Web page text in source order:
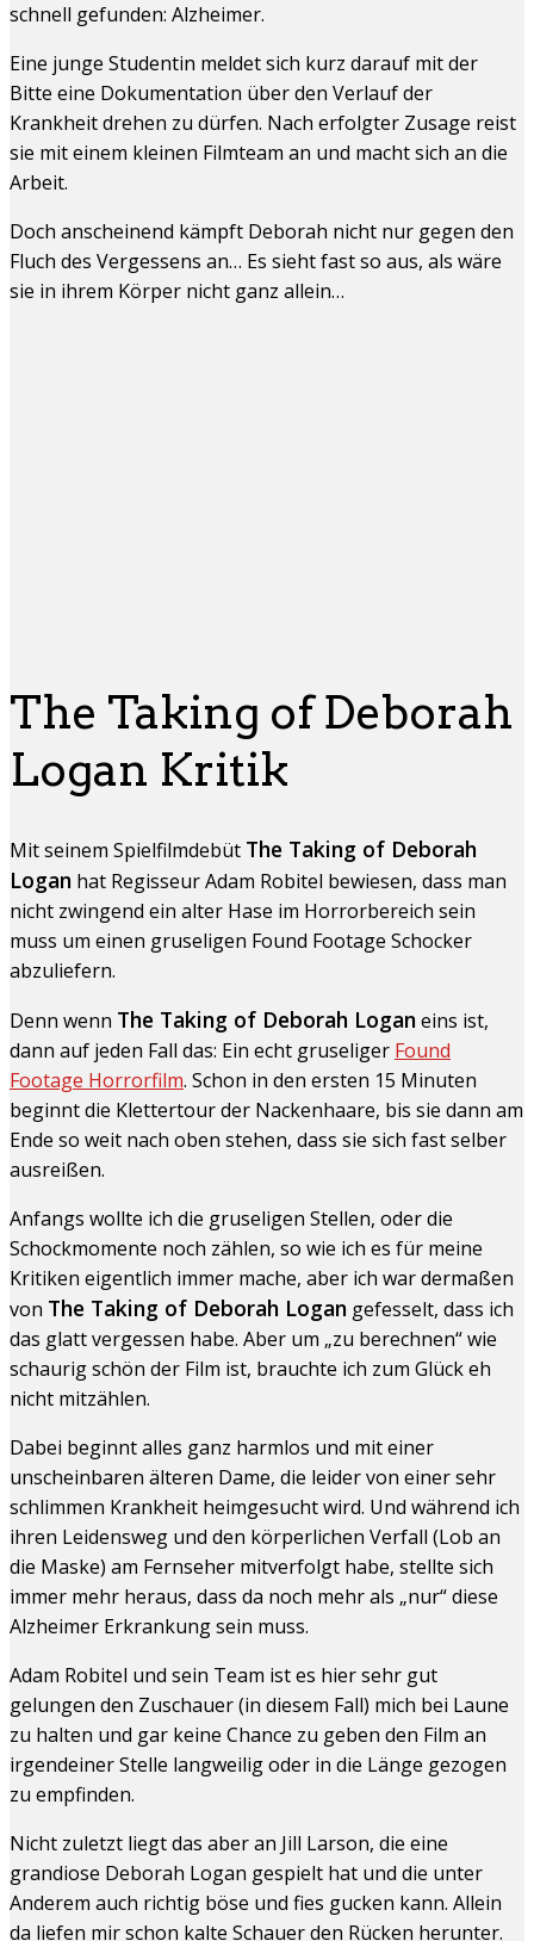
schnell gefunden: Alzheimer.
Eine junge Studentin meldet sich kurz darauf mit der
Bitte eine Dokumentation über den Verlauf der
Krankheit drehen zu dürfen. Nach erfolgter Zusage reist
sie mit einem kleinen Filmteam an und macht sich an die
Arbeit.
Doch anscheinend kämpft Deborah nicht nur gegen den
Fluch des Vergessens an… Es sieht fast so aus, als wäre
sie in ihrem Körper nicht ganz allein…
The Taking of Deborah
Logan Kritik
Mit seinem Spielfilmdebüt The Taking of Deborah
Logan hat Regisseur Adam Robitel bewiesen, dass man
nicht zwingend ein alter Hase im Horrorbereich sein
muss um einen gruseligen Found Footage Schocker
abzuliefern.
Denn wenn The Taking of Deborah Logan eins ist,
dann auf jeden Fall das: Ein echt gruseliger Found
Footage Horrorfilm. Schon in den ersten 15 Minuten
beginnt die Klettertour der Nackenhaare, bis sie dann am
Ende so weit nach oben stehen, dass sie sich fast selber
ausreißen.
Anfangs wollte ich die gruseligen Stellen, oder die
Schockmomente noch zählen, so wie ich es für meine
Kritiken eigentlich immer mache, aber ich war dermaßen
von The Taking of Deborah Logan gefesselt, dass ich
das glatt vergessen habe. Aber um „zu berechnen“ wie
schaurig schön der Film ist, brauchte ich zum Glück eh
nicht mitzählen.
Dabei beginnt alles ganz harmlos und mit einer
unscheinbaren älteren Dame, die leider von einer sehr
schlimmen Krankheit heimgesucht wird. Und während ich
ihren Leidensweg und den körperlichen Verfall (Lob an
die Maske) am Fernseher mitverfolgt habe, stellte sich
immer mehr heraus, dass da noch mehr als „nur“ diese
Alzheimer Erkrankung sein muss.
Adam Robitel und sein Team ist es hier sehr gut
gelungen den Zuschauer (in diesem Fall) mich bei Laune
zu halten und gar keine Chance zu geben den Film an
irgendeiner Stelle langweilig oder in die Länge gezogen
zu empfinden.
Nicht zuletzt liegt das aber an Jill Larson, die eine
grandiose Deborah Logan gespielt hat und die unter
Anderem auch richtig böse und fies gucken kann. Allein
da liefen mir schon kalte Schauer den Rücken herunter.